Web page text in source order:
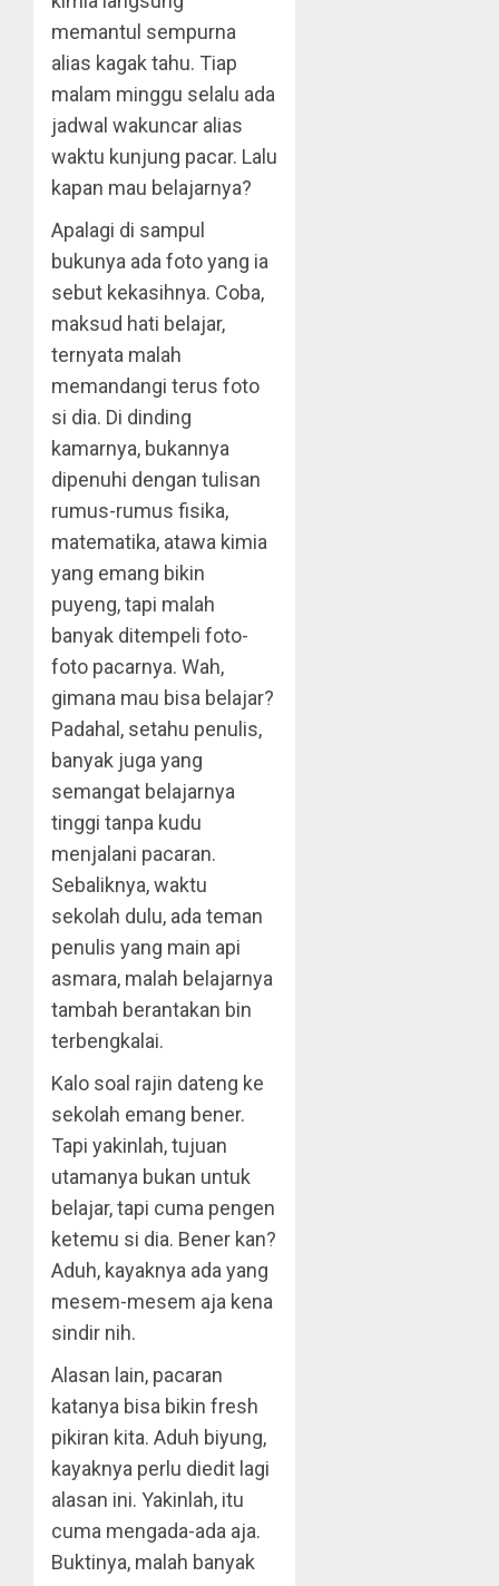
memantul sempurna
alias kagak tahu. Tiap
malam minggu selalu ada
jadwal wakuncar alias
waktu kunjung pacar. Lalu
kapan mau belajarnya?
Apalagi di sampul
bukunya ada foto yang ia
sebut kekasihnya. Coba,
maksud hati belajar,
ternyata malah
memandangi terus foto
si dia. Di dinding
kamarnya, bukannya
dipenuhi dengan tulisan
rumus-rumus fisika,
matematika, atawa kimia
yang emang bikin
puyeng, tapi malah
banyak ditempeli foto-
foto pacarnya. Wah,
gimana mau bisa belajar?
Padahal, setahu penulis,
banyak juga yang
semangat belajarnya
tinggi tanpa kudu
menjalani pacaran.
Sebaliknya, waktu
sekolah dulu, ada teman
penulis yang main api
asmara, malah belajarnya
tambah berantakan bin
terbengkalai.
Kalo soal rajin dateng ke
sekolah emang bener.
Tapi yakinlah, tujuan
utamanya bukan untuk
belajar, tapi cuma pengen
ketemu si dia. Bener kan?
Aduh, kayaknya ada yang
mesem-mesem aja kena
sindir nih.
Alasan lain, pacaran
katanya bisa bikin fresh
pikiran kita. Aduh biyung,
kayaknya perlu diedit lagi
alasan ini. Yakinlah, itu
cuma mengada-ada aja.
Buktinya, malah banyak